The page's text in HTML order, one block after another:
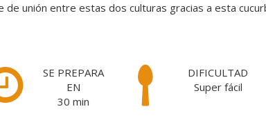
de unión entre estas dos culturas gracias a esta
SE PREPARA
EN
30 min
DIFICULTAD
Super fácil